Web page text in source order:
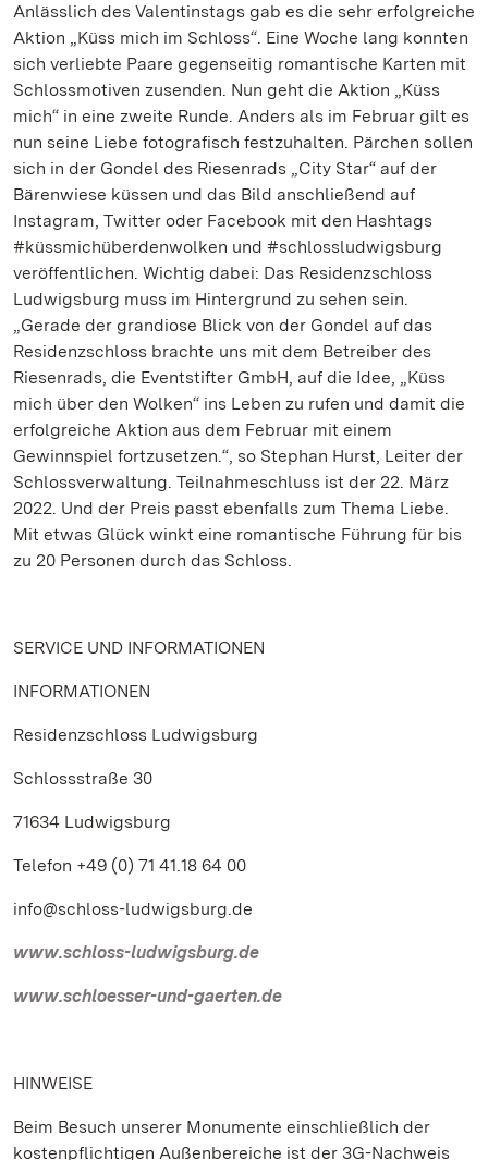
Anlässlich des Valentinstags gab es die sehr erfolgreiche
Aktion „Küss mich im Schloss“. Eine Woche lang konnten
sich verliebte Paare gegenseitig romantische Karten mit
Schlossmotiven zusenden. Nun geht die Aktion „Küss
mich“ in eine zweite Runde. Anders als im Februar gilt es
nun seine Liebe fotografisch festzuhalten. Pärchen sollen
sich in der Gondel des Riesenrads „City Star“ auf der
Bärenwiese küssen und das Bild anschließend auf
Instagram, Twitter oder Facebook mit den Hashtags
#küssmichüberdenwolken und #schlossludwigsburg
veröffentlichen. Wichtig dabei: Das Residenzschloss
Ludwigsburg muss im Hintergrund zu sehen sein.
„Gerade der grandiose Blick von der Gondel auf das
Residenzschloss brachte uns mit dem Betreiber des
Riesenrads, die Eventstifter GmbH, auf die Idee, „Küss
mich über den Wolken“ ins Leben zu rufen und damit die
erfolgreiche Aktion aus dem Februar mit einem
Gewinnspiel fortzusetzen.“, so Stephan Hurst, Leiter der
Schlossverwaltung. Teilnahmeschluss ist der 22. März
2022. Und der Preis passt ebenfalls zum Thema Liebe.
Mit etwas Glück winkt eine romantische Führung für bis
zu 20 Personen durch das Schloss.
SERVICE UND INFORMATIONEN
INFORMATIONEN
Residenzschloss Ludwigsburg
Schlossstraße 30
71634 Ludwigsburg
Telefon +49 (0) 71 41.18 64 00
info@schloss-ludwigsburg.de
www.schloss-ludwigsburg.de
www.schloesser-und-gaerten.de
HINWEISE
Beim Besuch unserer Monumente einschließlich der
kostenpflichtigen Außenbereiche ist der 3G-Nachweis